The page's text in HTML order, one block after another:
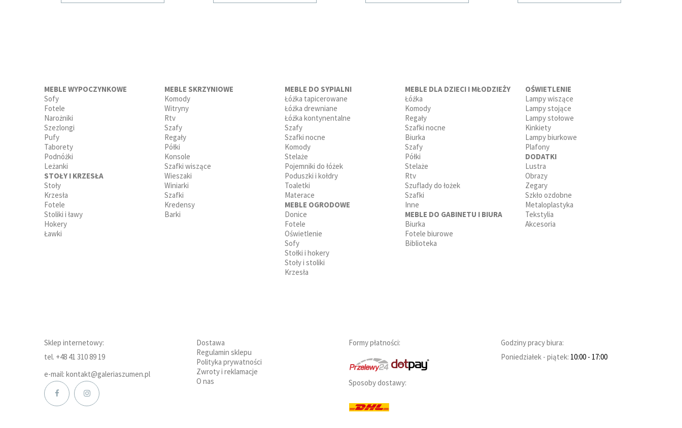
MEBLE WYPOCZYNKOWE
Sofy
Fotele
Narożniki
Szezlongi
Pufy
Taborety
Podnóżki
Leżanki
STOŁY I KRZESŁA
Stoły
Krzesła
Fotele
Stoliki i ławy
Hokery
Ławki
MEBLE SKRZYNIOWE
Komody
Witryny
Rtv
Szafy
Regały
Półki
Konsole
Szafki wiszące
Wieszaki
Winiarki
Szafki
Kredensy
Barki
MEBLE DO SYPIALNI
Łóżka tapicerowane
Łóżka drewniane
Łóżka kontynentalne
Szafy
Szafki nocne
Komody
Stelaże
Pojemniki do łóżek
Poduszki i kołdry
Toaletki
Materace
MEBLE OGRODOWE
Donice
Fotele
Oświetlenie
Sofy
Stołki i hokery
Stoły i stoliki
Krzesła
MEBLE DLA DZIECI I MŁODZIEŻY
Łóżka
Komody
Regały
Szafki nocne
Biurka
Szafy
Półki
Stelaże
Rtv
Szuflady do łożek
Szafki
Inne
MEBLE DO GABINETU I BIURA
Biurka
Fotele biurowe
Biblioteka
OŚWIETLENIE
Lampy wiszące
Lampy stojące
Lampy stołowe
Kinkiety
Lampy biurkowe
Plafony
DODATKI
Lustra
Obrazy
Zegary
Szkło ozdobne
Metaloplastyka
Tekstylia
Akcesoria
Sklep internetowy:
tel. +48 41 310 89 19
e-mail: kontakt@galeriaszumen.pl
Dostawa
Regulamin sklepu
Polityka prywatności
Zwroty i reklamacje
O nas
Formy płatności:
Sposoby dostawy:
Godziny pracy biura:
Poniedziałek - piątek: 10:00 - 17:00